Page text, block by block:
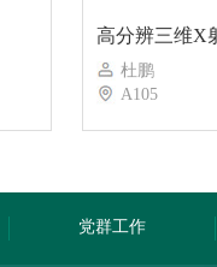
高分辨三维X
杜鹏
A105
党群工作